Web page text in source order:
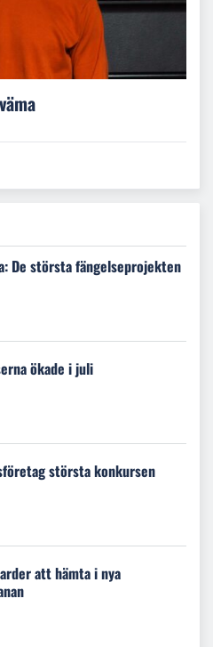
De största fängelseprojekten
ökade i juli
största konkursen
att hämta i nya